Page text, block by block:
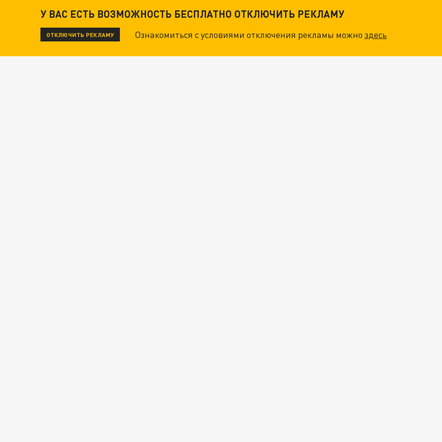
ТРИ ГЛАВНЫХ ИНСАЙДА ОБ СВО. ОТМЕНА МОБИЛИЗАЦИИ И ВОЗВРАЩЕНИЕ "ГЕНЕРАЛА АРМАГЕДДОНА"? ОТЛИЧНЫЕ НОВОСТИ, КОТОРЫЕ ЖДАЛИ ВСЕ
У ВАС ЕСТЬ ВОЗМОЖНОСТЬ БЕСПЛАТНО ОТКЛЮЧИТЬ РЕКЛАМУ
ОТКЛЮЧИТЬ РЕКЛАМУ Ознакомиться с условиями отключения рекламы можноздесь